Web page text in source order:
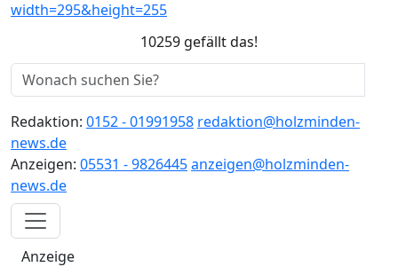
10259 gefällt das!
Redaktion: 0152 - 01991958 redaktion@holzminden-
news.de
Anzeigen: 05531 - 9826445anzeigen@holzminden-
news.de
Anzeige